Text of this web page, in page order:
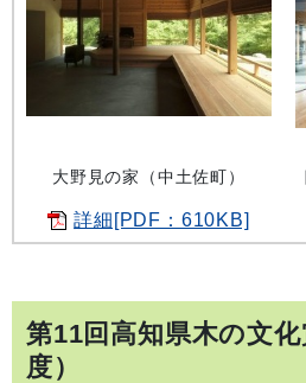
大野見の家（中土佐町）
詳細[PDF：610KB]
第11回高知県木の文
度）